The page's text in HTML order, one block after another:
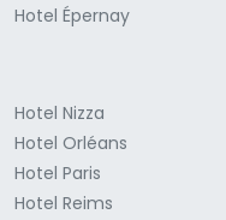
Hotel Épernay
Hotel Nizza
Hotel Orléans
Hotel Paris
Hotel Reims